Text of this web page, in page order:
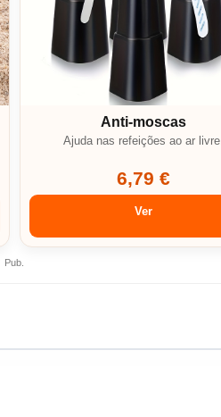
Anti-moscas
Ajuda nas refeições ao ar livre.
6,79 €
Ver
Pub.